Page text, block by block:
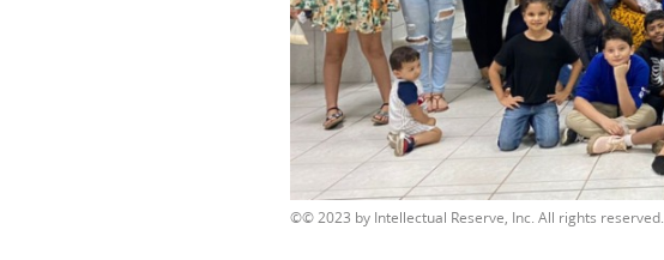
© 2023 by Intellectual Reserve, Inc. All rights reserved.